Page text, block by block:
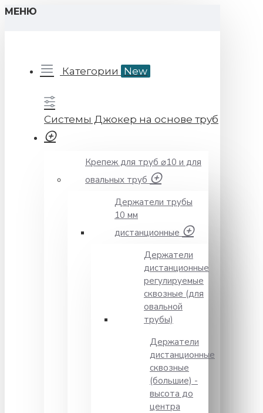
МЕНЮ
Категории New
Системы Джокер на основе труб
Крепеж для труб ⌀10 и для
овальных труб
Держатели трубы
10 мм
дистанционные
Держатели
дистанционные
регулируемые
сквозные (для
овальной
трубы)
Держатели
дистанционные
сквозные
(большие) -
высота до
центра